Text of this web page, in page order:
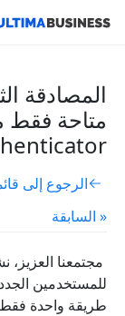
المصادقة
الرجوع إلى
« السابقة
مجتمعنا العزيز،